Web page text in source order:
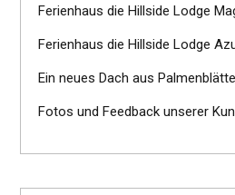
Ferienhaus die Hillside Lodge
Ferienhaus die Hillside Lodge
Ein neues Dach aus
Fotos und Feedback unserer